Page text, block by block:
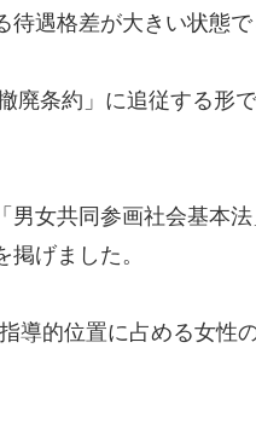
遇格差が大きい状態で
廃条約」に追従する形
男女共同参画社会基本
掲げました。
導的位置に占める女性